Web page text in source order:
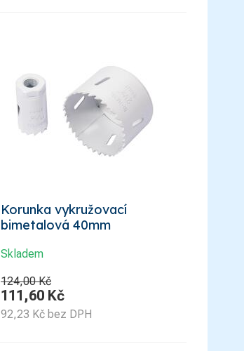
Korunka vykružovací
bimetalová 40mm
Skladem
124,00 Kč
111,60 Kč
92,23 Kč bez DPH